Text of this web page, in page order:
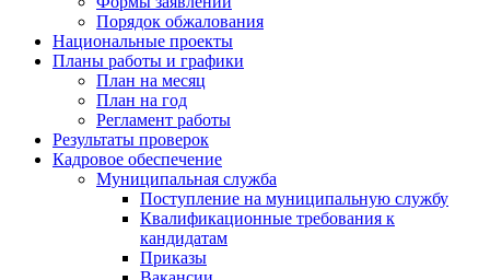
Порядок обжалования
Национальные проекты
Планы работы и графики
План на месяц
План на год
Регламент работы
Результаты проверок
Кадровое обеспечение
Муниципальная служба
Поступление на муниципальную службу
Квалификационные требования к
кандидатам
Приказы